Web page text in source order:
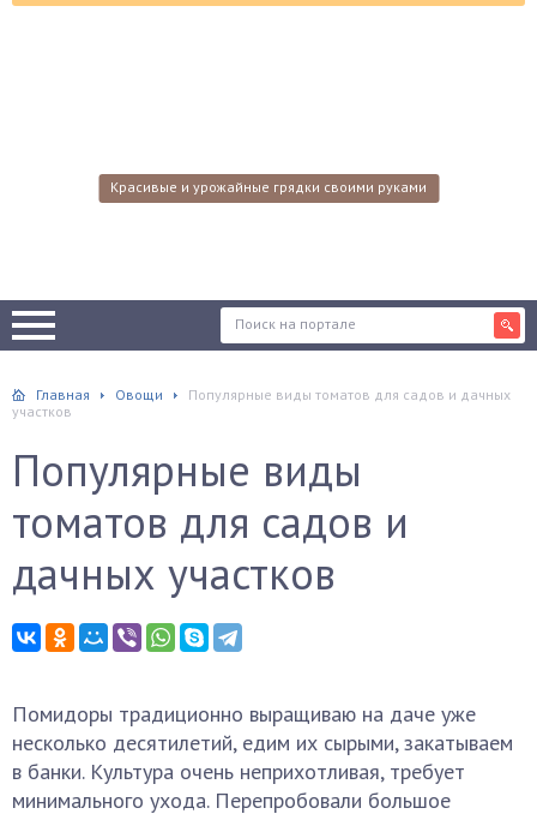
Красивые и урожайные грядки своими руками
Главная Овощи
Популярные виды томатов для садов и дачных
участков
Популярные виды
томатов для садов и
дачных участков
Помидоры традиционно выращиваю на даче уже
несколько десятилетий, едим их сырыми, закатываем
в банки. Культура очень неприхотливая, требует
минимального ухода. Перепробовали большое